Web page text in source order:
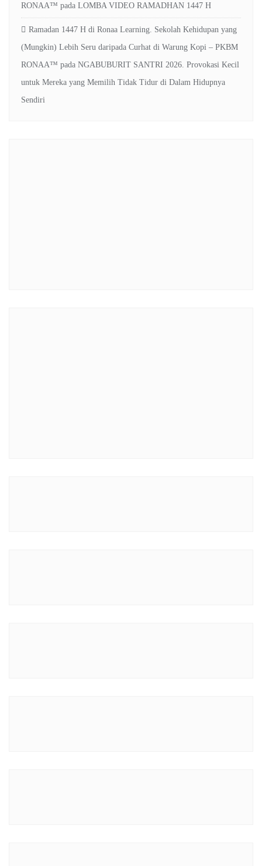
RONAA™ pada LOMBA VIDEO RAMADHAN 1447 H
Ramadan 1447 H di Ronaa Learning. Sekolah Kehidupan yang
(Mungkin) Lebih Seru daripada Curhat di Warung Kopi – PKBM
RONAA™ pada NGABUBURIT SANTRI 2026. Provokasi Kecil
untuk Mereka yang Memilih Tidak Tidur di Dalam Hidupnya
Sendiri